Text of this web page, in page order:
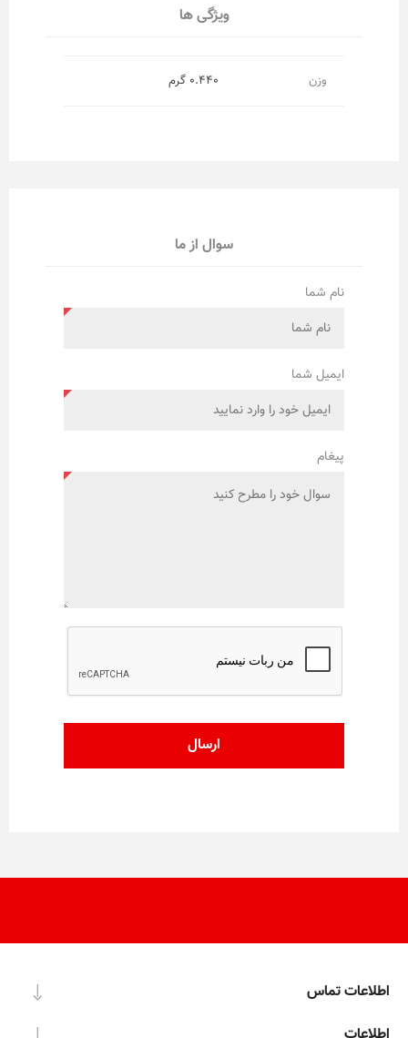
ویژگی ها
وزن 0.440 گرم
سوال از ما
نام شما
ایمیل شما
پیغام
اطلاعات تماس